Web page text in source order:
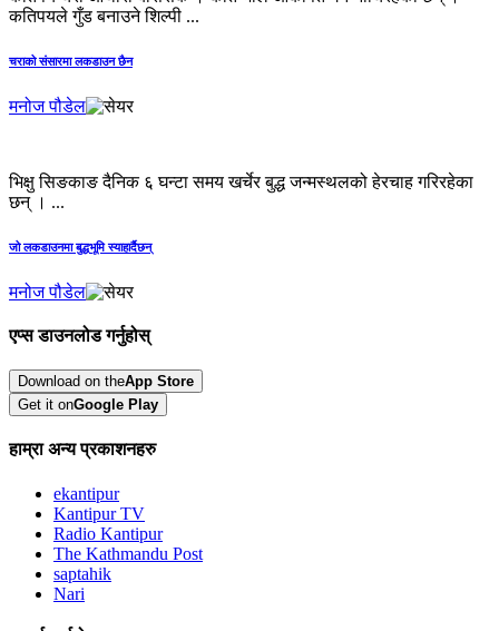
कतिपयले गुँड बनाउने शिल्पी ...
चराको संसारमा लकडाउन छैन
मनोज पौडेल
भिक्षु सिङकाङ दैनिक ६ घन्टा समय खर्चेर बुद्ध जन्मस्थलको हेरचाह गरिरहेका
छन् । ...
जो लकडाउनमा बुद्धभूमि स्याहार्दैछन्
मनोज पौडेल
एप्स डाउनलोड गर्नुहोस्
Download on theApp Store
Get it onGoogle Play
हाम्रा अन्य प्रकाशनहरु
ekantipur
Kantipur TV
Radio Kantipur
The Kathmandu Post
saptahik
Nari